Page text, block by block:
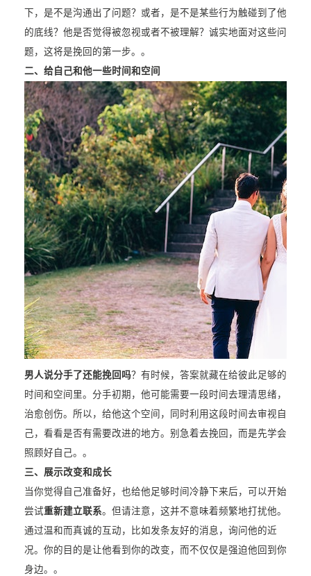
下，是不是沟通出了问题？或者，是不是某些行为触碰到了他
的底线？他是否觉得被忽视或者不被理解？诚实地面对这些问
题，这将是挽回的第一步。。
二、给自己和他一些时间和空间
男人说分手了还能挽回吗？有时候，答案就藏在给彼此足够的
时间和空间里。分手初期，他可能需要一段时间去理清思绪，
治愈创伤。所以，给他这个空间，同时利用这段时间去审视自
己，看看是否有需要改进的地方。别急着去挽回，而是先学会
照顾好自己。。
三、展示改变和成长
当你觉得自己准备好，也给他足够时间冷静下来后，可以开始
尝试重新建立联系。但请注意，这并不意味着频繁地打扰他。
通过温和而真诚的互动，比如发条友好的消息，询问他的近
况。你的目的是让他看到你的改变，而不仅仅是强迫他回到你
身边。。